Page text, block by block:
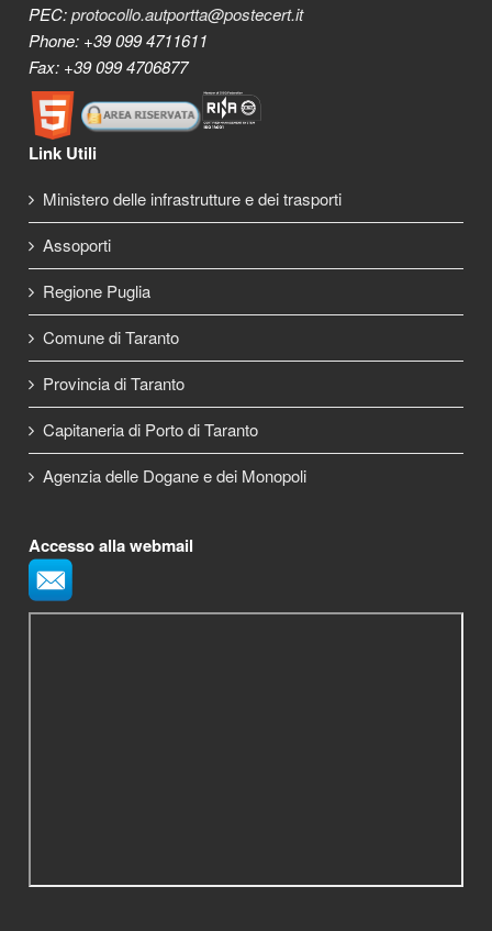
PEC:protocollo.autportta@postecert.it
Phone: +39 099 4711611
Fax: +39 099 4706877
Link Utili
Ministero delle infrastrutture e dei trasporti
Assoporti
Regione Puglia
Comune di Taranto
Provincia di Taranto
Capitaneria di Porto di Taranto
Agenzia delle Dogane e dei Monopoli
Accesso alla webmail